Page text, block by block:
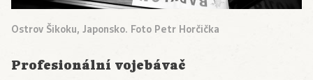
Ostrov Šikoku, Japonsko. Foto Petr Horčička
Profesionální vojebávač